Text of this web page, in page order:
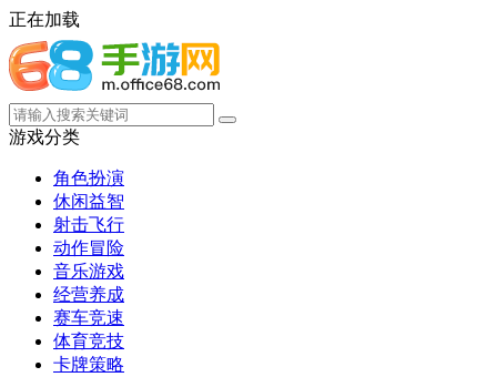
正在加载
游戏分类
角色扮演
休闲益智
射击飞行
动作冒险
音乐游戏
经营养成
赛车竞速
体育竞技
卡牌策略